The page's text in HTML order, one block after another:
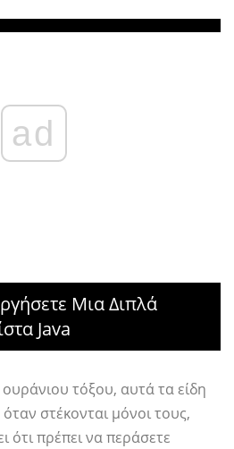
ad
Μια Διπλά
Java
τόξου, αυτά τα είδη
στέκονται μόνοι τους,
ότι πρέπει να περάσετε